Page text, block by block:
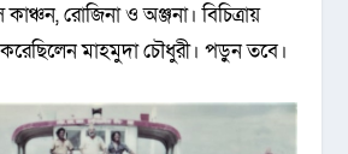
রোজিনা ও অঞ্জনা। বিচিত্রায়
করেছিলেন মাহমুদা চৌধুরী। পড়ুন তবে।